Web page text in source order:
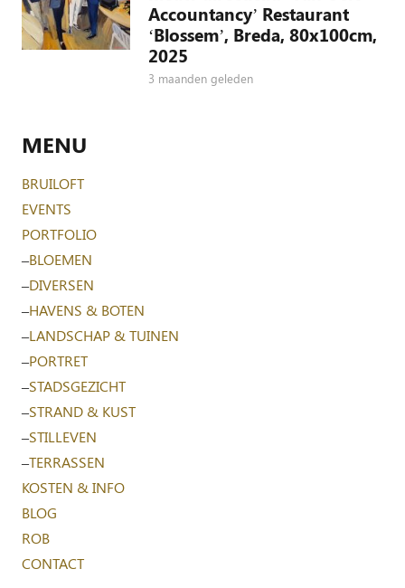
Accountancy’ Restaurant
‘Blossem’, Breda, 80x100cm,
2025
3 maanden geleden
MENU
BRUILOFT
EVENTS
PORTFOLIO
–BLOEMEN
–DIVERSEN
–HAVENS & BOTEN
–LANDSCHAP & TUINEN
–PORTRET
–STADSGEZICHT
–STRAND & KUST
–STILLEVEN
–TERRASSEN
KOSTEN & INFO
BLOG
ROB
CONTACT